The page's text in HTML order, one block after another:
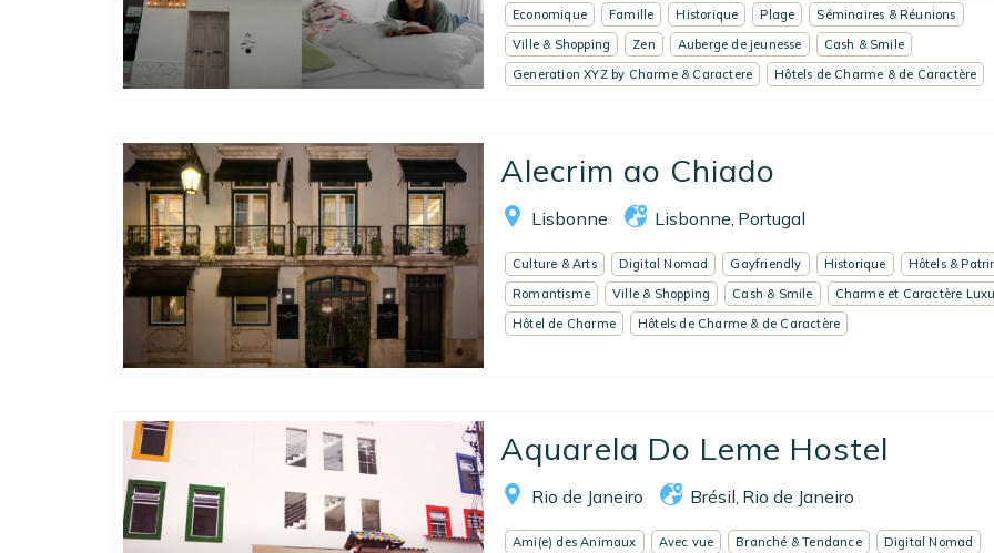
Economique
Famille Historique Plage
Séminaires & Réunions
Ville & Shopping
Zen Auberge de jeunesse
Cash & Smile
Generation XYZ by Charme & Caractere
Hôtels de Charme & de Caractère
Alecrim ao Chiado
Lisbonne Lisbonne Portugal
Culture & Arts Digital Nomad Gayfriendly Historique
Hôtels &
Romantisme
Ville & Shopping Cash & Smile
Charme et Caractère
Hôtel de Charme
Hôtels de Charme & de Caractère
Aquarela Do Leme Hostel
Rio de Janeiro Brésil Rio de Janeiro
Ami(e) des Animaux Avec vue Branché & Tendance Digital Nomad